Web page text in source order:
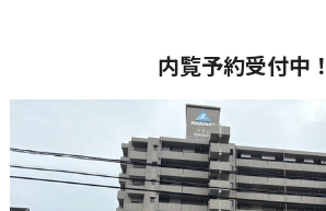
内覧予約受付中！